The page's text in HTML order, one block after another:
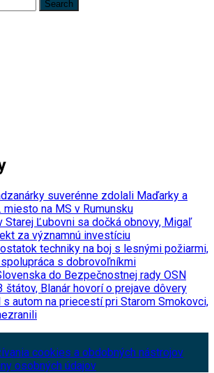
suverénne zdolali Maďarky a
miesto na MS v Rumunsku
Starej Ľubovni sa dočká obnovy, Migaľ
za významnú investíciu
techniky na boj s lesnými požiarmi,
s dobrovoľníkmi
do Bezpečnostnej rady OSN
štátov, Blanár hovorí o prejave dôvery
autom na priecestí pri Starom Smokovci,
cookies a obdobných nástrojov
osobných údajov